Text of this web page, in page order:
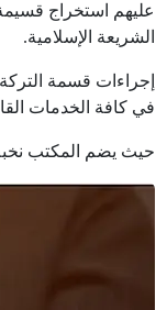
عليهم استخراج
الشريعة الإسلامية.
إجراءات قسمة
في كافة الخدمات
حيث يضم المكتب نخبة